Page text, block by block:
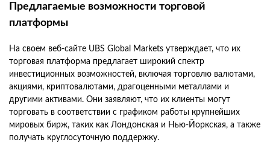
Предлагаемые возможности торговой
платформы
На своем веб-сайте UBS Global Markets утверждает, что их
торговая платформа предлагает широкий спектр
инвестиционных возможностей, включая торговлю валютами,
акциями, криптовалютами, драгоценными металлами и
другими активами. Они заявляют, что их клиенты могут
торговать в соответствии с графиком работы крупнейших
мировых бирж, таких как Лондонская и Нью-Йоркская, а также
получать круглосуточную поддержку.